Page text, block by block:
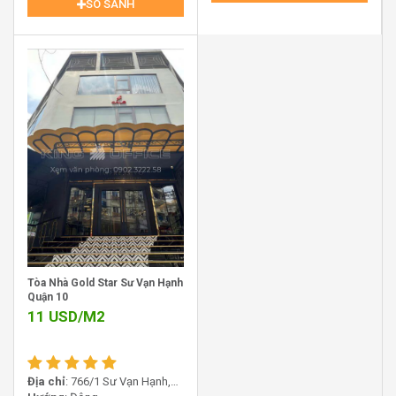
trung. Tổng diện tích sàn cho thuê của tòa nhà khá đa
cho đến các diện tích lớn hơn như 480m2, 720m2 và tối
đa lên đến 1200m2 khi thuê nguyên khối. Sự phân chia
diện tích này được tính toán kỹ lưỡng để phù hợp với
nhiều mô hình kinh doanh khác nhau, từ các phòng ban
chức năng của một tập đoàn lớn đến các văn phòng đại
diện quy mô nhỏ.
Dashaus Building Không gian đường 131 Hòa Hưng
SO SÁNH
Tòa Nhà Gold Star Sư Vạn Hạnh
Quận 10
11 USD/M2
Địa chỉ: 766/1 Sư Vạn Hạnh,